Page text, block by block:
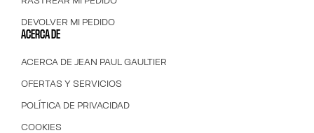
DEVOLVER MI PEDIDO
ACERCA DE
ACERCA DE JEAN PAUL GAULTIER
OFERTAS Y SERVICIOS
POLÍTICA DE PRIVACIDAD
COOKIES